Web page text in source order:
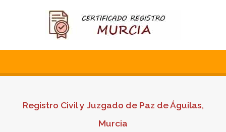
Registro Civil y Juzgado de Paz de Águilas,
Murcia